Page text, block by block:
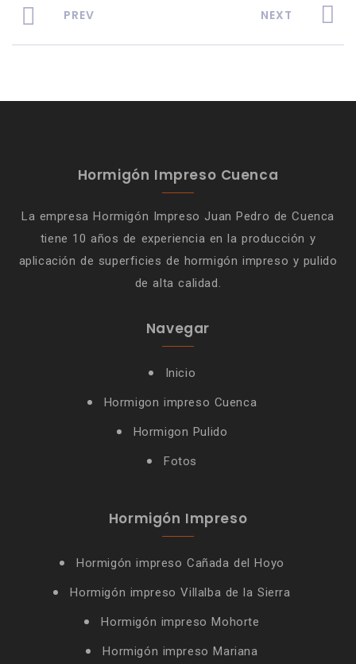
PREV NEXT
Hormigón Impreso Cuenca
La empresa Hormigón Impreso Juan Pedro de Cuenca
tiene 10 años de experiencia en la producción y
aplicación de superficies de hormigón impreso y pulido
de alta calidad.
Navegar
Inicio
Hormigon impreso Cuenca
Hormigon Pulido
Fotos
Hormigón Impreso
Hormigón impreso Cañada del Hoyo
Hormigón impreso Villalba de la Sierra
Hormigón impreso Mohorte
Hormigón impreso Mariana